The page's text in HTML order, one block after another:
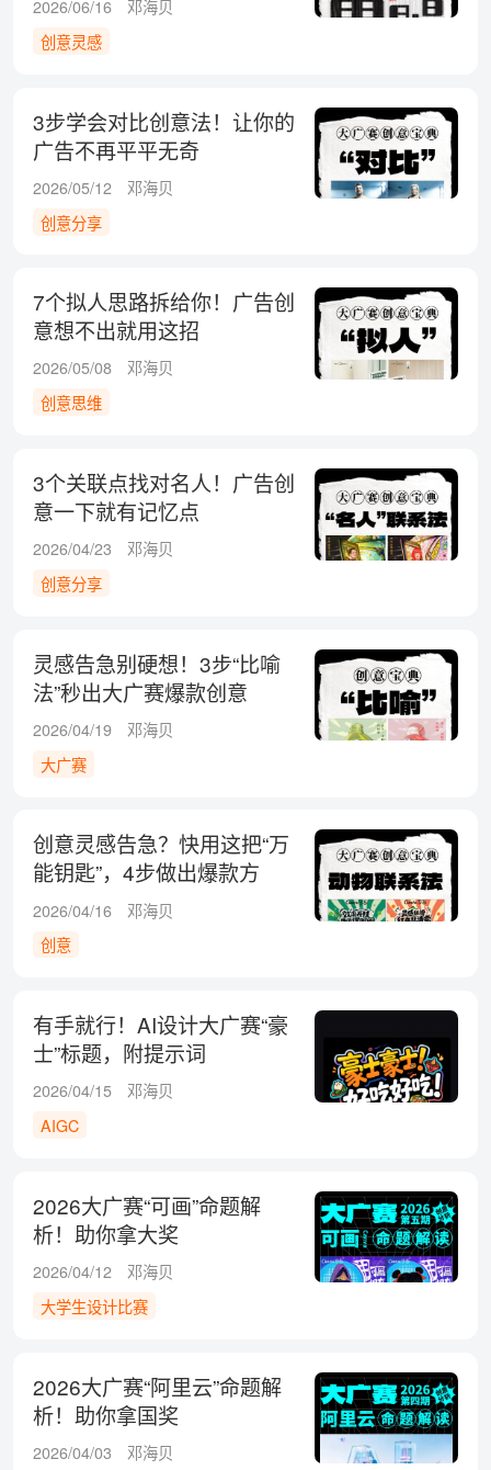
2026/06/16
邓海贝
创意灵感
3步学会对比创意法！让你的
广告不再平平无奇
2026/05/12
邓海贝
创意分享
7个拟人思路拆给你！广告创
意想不出就用这招
2026/05/08
邓海贝
创意思维
3个关联点找对名人！广告创
意一下就有记忆点
2026/04/23
邓海贝
创意分享
灵感告急别硬想！3步“比喻
法”秒出大广赛爆款创意
2026/04/19
邓海贝
大广赛
创意灵感告急？快用这把“万
能钥匙”，4步做出爆款方
案！
2026/04/16
邓海贝
创意
有手就行！AI设计大广赛“豪
士”标题，附提示词
2026/04/15
邓海贝
AIGC
2026大广赛“可画”命题解
析！助你拿大奖
2026/04/12
邓海贝
大学生设计比赛
2026大广赛“阿里云”命题解
析！助你拿国奖
2026/04/03 邓海贝